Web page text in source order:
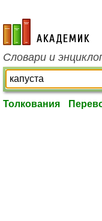
academic.ru
Словари и
Толкования